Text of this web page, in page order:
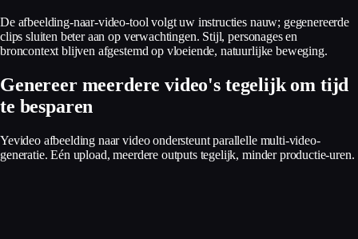
De afbeelding-naar-video-tool volgt uw instructies nauw; gegenereerde
clips sluiten beter aan op verwachtingen. Stijl, personages en
broncontext blijven afgestemd op vloeiende, natuurlijke beweging.
Genereer meerdere video's tegelijk om tijd
te besparen
Yevideo afbeelding naar video ondersteunt parallelle multi-video-
generatie. Eén upload, meerdere outputs tegelijk, minder productie-uren.